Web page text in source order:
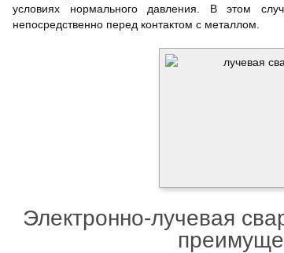
условиях нормального давления. В этом
непосредственно перед контактом с металлом.
Электронно-лучевая